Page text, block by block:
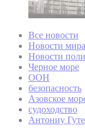
Все новости
Новости мира
Новости
Черное море
ООН
безопасность
Азовское
судоходство
Антониу